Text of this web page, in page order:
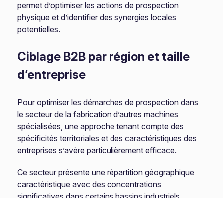
permet d’optimiser les actions de prospection
physique et d’identifier des synergies locales
potentielles.
Ciblage B2B par région et taille
d’entreprise
Pour optimiser les démarches de prospection dans
le secteur de la fabrication d’autres machines
spécialisées, une approche tenant compte des
spécificités territoriales et des caractéristiques des
entreprises s’avère particulièrement efficace.
Ce secteur présente une répartition géographique
caractéristique avec des concentrations
significatives dans certains bassins industriels